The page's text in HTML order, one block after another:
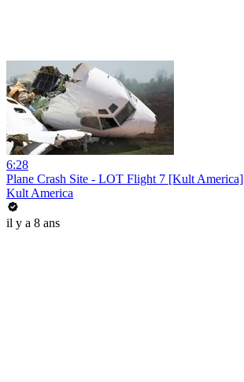
6:28
Plane Crash Site - LOT Flight 7 [Kult America]
Kult America
il y a 8 ans